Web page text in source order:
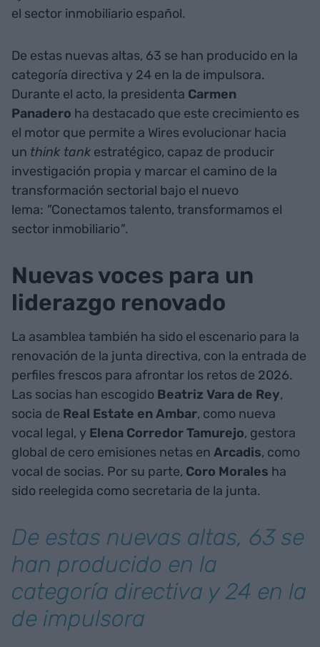
el sector inmobiliario español.
De estas nuevas altas, 63 se han producido en la
categoría directiva y 24 en la de impulsora.
Durante el acto, la presidenta Carmen
Panadero ha destacado que este crecimiento es
el motor que permite a Wires evolucionar hacia
un think tank estratégico, capaz de producir
investigación propia y marcar el camino de la
transformación sectorial bajo el nuevo
lema: "Conectamos talento, transformamos el
sector inmobiliario".
Nuevas voces para un
liderazgo renovado
La asamblea también ha sido el escenario para la
renovación de la junta directiva, con la entrada de
perfiles frescos para afrontar los retos de 2026.
Las socias han escogido Beatriz Vara de Rey,
socia de Real Estate en Ambar, como nueva
vocal legal, y Elena Corredor Tamurejo, gestora
global de cero emisiones netas en Arcadis, como
vocal de socias. Por su parte, Coro Morales ha
sido reelegida como secretaria de la junta.
De estas nuevas altas, 63 se
han producido en la
categoría directiva y 24 en la
de impulsora